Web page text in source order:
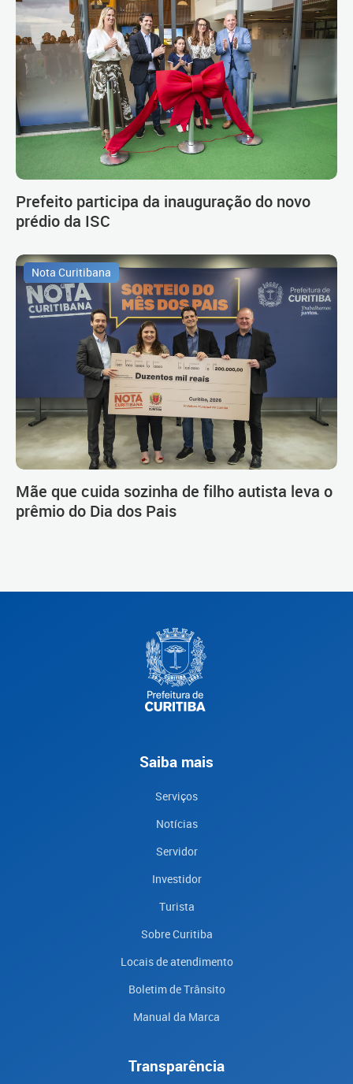
Prefeito participa da inauguração do novo
prédio da ISC
Nota Curitibana
Mãe que cuida sozinha de filho autista leva o
prêmio do Dia dos Pais
Saiba mais
Serviços
Notícias
Servidor
Investidor
Turista
Sobre Curitiba
Locais de atendimento
Boletim de Trânsito
Manual da Marca
Transparência